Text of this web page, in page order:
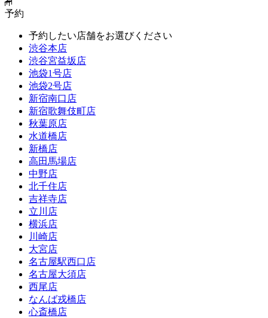
予約
予約したい店舗をお選びください
渋谷本店
渋谷宮益坂店
池袋1号店
池袋2号店
新宿南口店
新宿歌舞伎町店
秋葉原店
水道橋店
新橋店
高田馬場店
中野店
北千住店
吉祥寺店
立川店
横浜店
川崎店
大宮店
名古屋駅西口店
名古屋大須店
西尾店
なんば戎橋店
心斎橋店